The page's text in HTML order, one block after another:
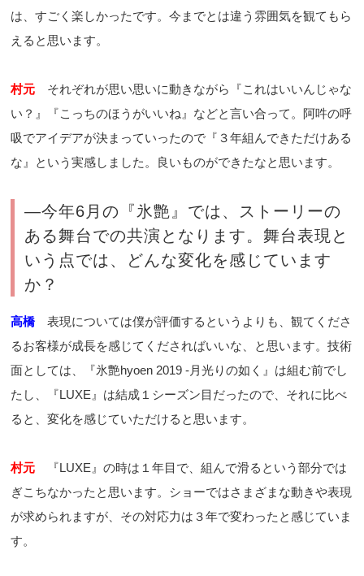
は、すごく楽しかったです。今までとは違う雰囲気を観てもら
えると思います。
村元 それぞれが思い思いに動きながら『これはいいんじゃな
い？』『こっちのほうがいいね』などと言い合って。阿吽の呼
吸でアイデアが決まっていったので『３年組んできただけある
な』という実感しました。良いものができたなと思います。
―今年6月の『氷艶』では、ストーリーの
ある舞台での共演となります。舞台表現と
いう点では、どんな変化を感じています
か？
高橋 表現については僕が評価するというよりも、観てくださ
るお客様が成長を感じてくださればいいな、と思います。技術
面としては、『氷艶hyoen 2019 -月光りの如く』は組む前でし
たし、『LUXE』は結成１シーズン目だったので、それに比べ
ると、変化を感じていただけると思います。
村元 『LUXE』の時は１年目で、組んで滑るという部分では
ぎこちなかったと思います。ショーではさまざまな動きや表現
が求められますが、その対応力は３年で変わったと感じていま
す。